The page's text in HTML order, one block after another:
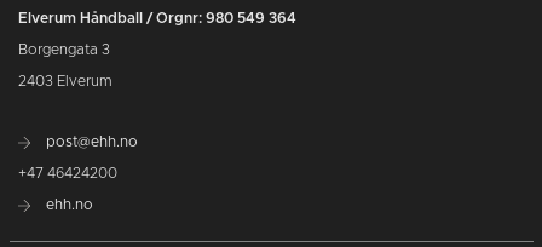
Elverum Håndball / Orgnr: 980 549 364
Borgengata 3
2403 Elverum
post@ehh.no
+47 46424200
ehh.no